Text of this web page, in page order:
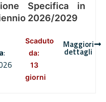
Specifica in
2026/2029
:
Scaduto
da:
13
giorni
Maggiori
dettagli